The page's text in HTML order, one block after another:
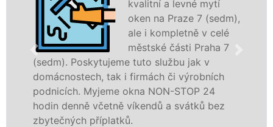
kvalitní a levné mytí
oken na Praze 7 (sedm),
ale i kompletně v celé
městské části Praha 7
tuto službu jak v
tak i firmách či výrobních
okna NON-STOP 24
včetně víkendů a svátků bez
příplatků.
dřevěná
kompletní a
městské